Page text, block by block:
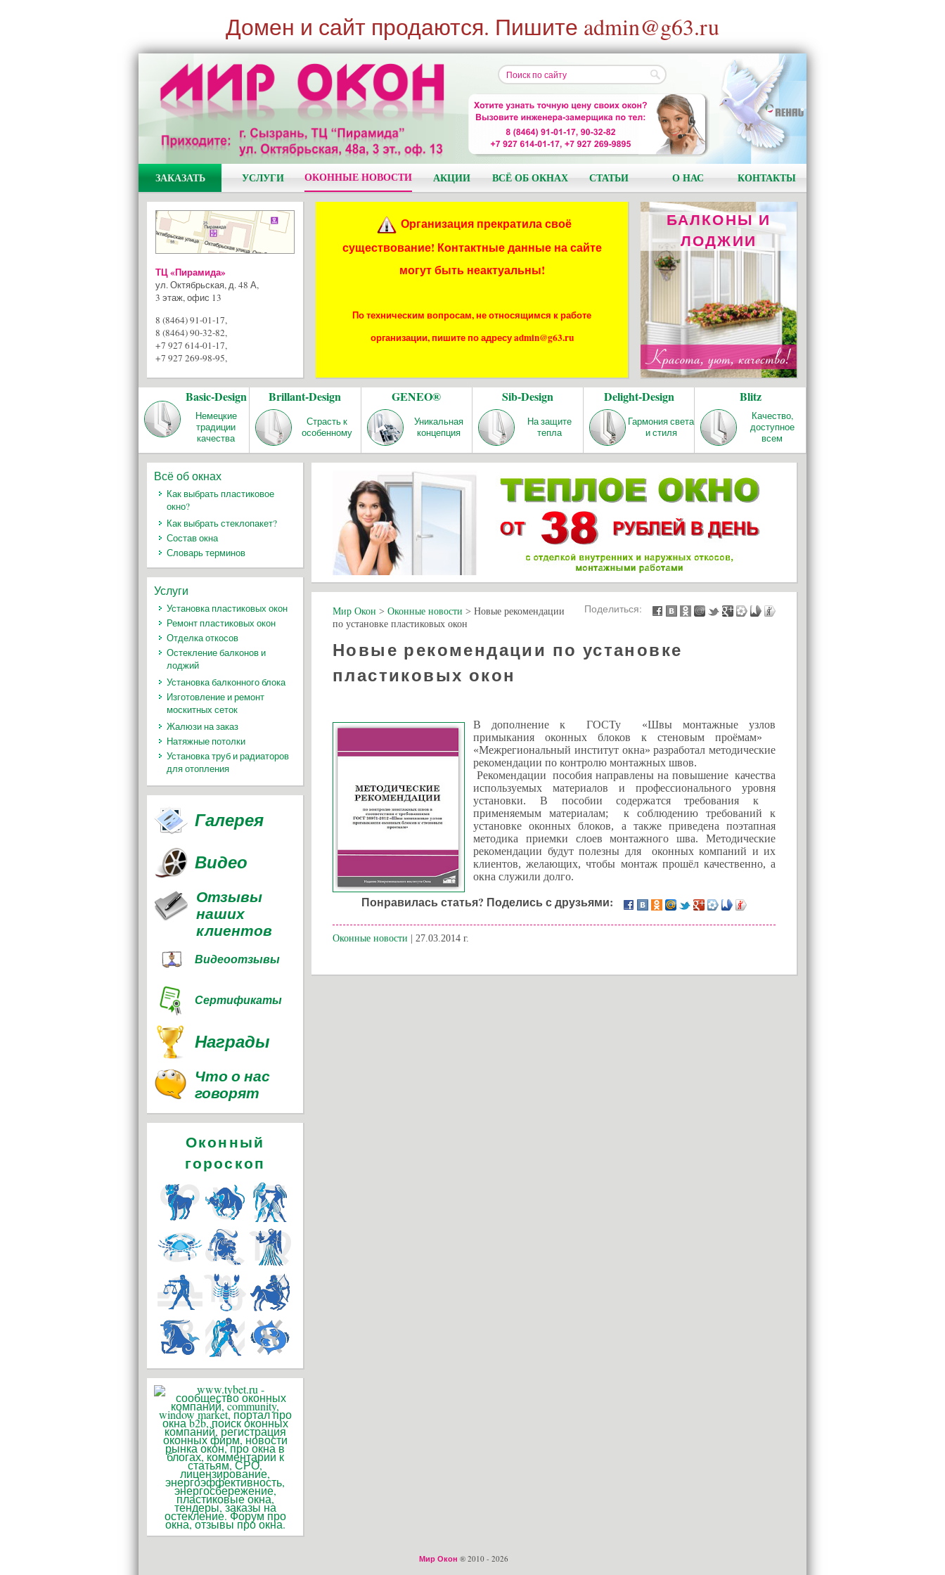
Домен и сайт продаются. Пишите admin@g63.ru
ЗАКАЗАТЬ УСЛУГИ ОКОННЫЕ НОВОСТИ АКЦИИ ВСЁ ОБ ОКНАХ СТАТЬИ О НАС КОНТАКТЫ
ТЦ «Пирамида»
ул. Октябрьская, д. 48 А,
3 этаж, офис 13
8 (8464) 91-01-17,
8 (8464) 90-32-82,
+7 927 614-01-17,
+7 927 269-98-95,
Организация прекратила своё
существование! Контактные данные на сайте
могут быть неактуальны!
По техническим вопросам, не относящимся к работе
организации, пишите по адресу admin@g63.ru
ОТОПЛЕНИЕ
REHAU RAUTITAN
Качество и надёжность!
БАЛКОНЫ И
ЛОДЖИИ
АКЦИЯ!
Установи окно и получи
в подарок подарочный
сертификат на сумму
1000 рублей!
Basic-Design
Немецкие
традиции
качества
Brillant-Design
Страсть к
особенному
GENEO®
Уникальная
концепция
Sib-Design
На защите
тепла
Delight-Design
Гармония света
и стиля
Blitz
Качество,
доступное
всем
Поделиться:
Мир Окон > Оконные новости > Новые рекомендации
по установке пластиковых окон
Новые рекомендации по установке
пластиковых окон
В дополнение к ГОСТу «Швы монтажные узлов
примыкания оконных блоков к стеновым проёмам»
«Межрегиональный институт окна» разработал методические
рекомендации по контролю монтажных швов.
Рекомендации пособия направлены на повышение качества
используемых материалов и профессионального уровня
установки. В пособии содержатся требования к
применяемым материалам; к соблюдению требований к
установке оконных блоков, а также приведена поэтапная
методика приемки слоев монтажного шва. Методические
рекомендации будут полезны для оконных компаний и их
клиентов, желающих, чтобы монтаж прошёл качественно, а
окна служили долго.
Понравилась статья? Поделись с друзьями:
Оконные новости | 27.03.2014 г.
Всё об окнах
Как выбрать пластиковое
окно?
Как выбрать стеклопакет?
Состав окна
Словарь терминов
Услуги
Установка пластиковых окон
Ремонт пластиковых окон
Отделка откосов
Остекление балконов и
лоджий
Установка балконного блока
Изготовление и ремонт
москитных сеток
Жалюзи на заказ
Натяжные потолки
Установка труб и радиаторов
для отопления
Галерея
Видео
Отзывы
наших
клиентов
Видеоотзывы
Сертификаты
Награды
Что о нас
говорят
Оконный
гороскоп
Мир Окон ® 2010 - 2026